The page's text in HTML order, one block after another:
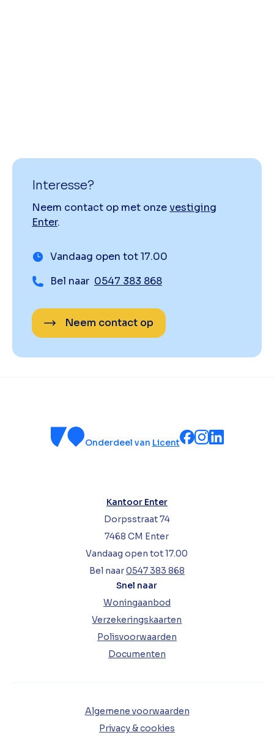
Interesse?
Neem contact op met onzevestiging
Enter.
Vandaag open tot 17.00
Bel naar 0547 383 868
Neem contact op
Onderdeel van Licent
Kantoor Enter
Dorpsstraat 74
7468 CM Enter
Vandaag open tot 17.00
Bel naar0547 383 868
Snel naar
Woningaanbod
Verzekeringskaarten
Polisvoorwaarden
Documenten
Algemene voorwaarden
Privacy & cookies